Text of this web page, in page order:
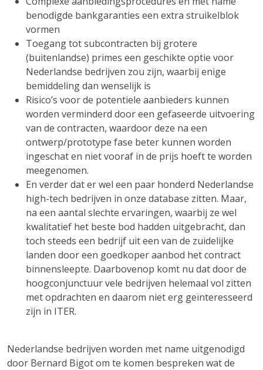
benodigde bankgaranties een extra struikelblok
vormen
Toegang tot subcontracten bij grotere
(buitenlandse) primes een geschikte optie voor
Nederlandse bedrijven zou zijn, waarbij enige
bemiddeling dan wenselijk is
Risico’s voor de potentiele aanbieders kunnen
worden verminderd door een gefaseerde uitvoering
van de contracten, waardoor deze na een
ontwerp/prototype fase beter kunnen worden
ingeschat en niet vooraf in de prijs hoeft te worden
meegenomen.
En verder dat er wel een paar honderd Nederlandse
high-tech bedrijven in onze database zitten. Maar,
na een aantal slechte ervaringen, waarbij ze wel
kwalitatief het beste bod hadden uitgebracht, dan
toch steeds een bedrijf uit een van de zuidelijke
landen door een goedkoper aanbod het contract
binnensleepte. Daarbovenop komt nu dat door de
hoogconjunctuur vele bedrijven helemaal vol zitten
met opdrachten en daarom niet erg geïnteresseerd
zijn in ITER.
Nederlandse bedrijven worden met name uitgenodigd
door Bernard Bigot om te komen bespreken wat de